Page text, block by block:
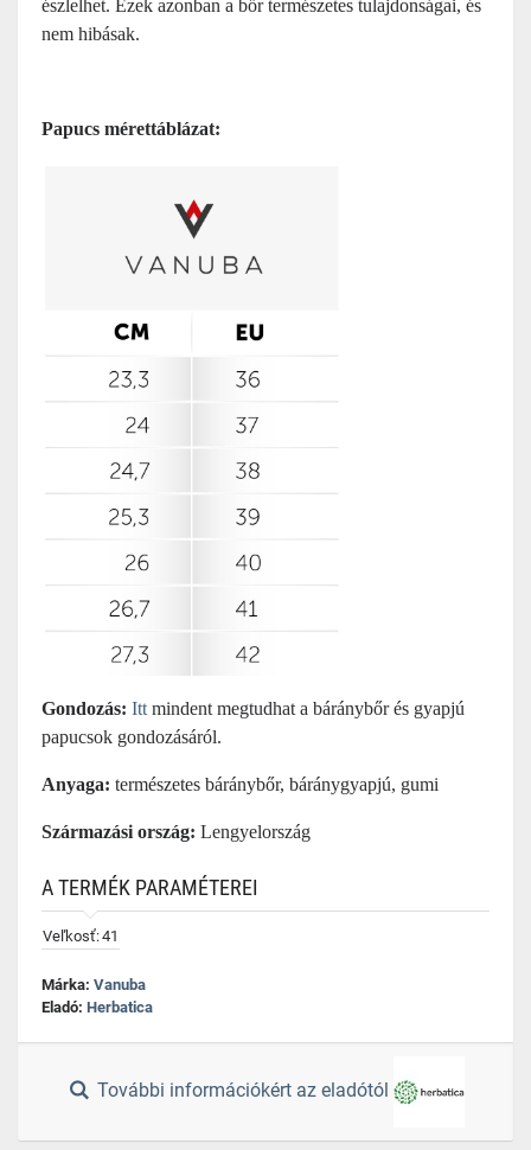
észlelhet. Ezek azonban a bőr természetes tulajdonságai, és
nem hibásak.
Papucs mérettáblázat:
Gondozás: Itt mindent megtudhat a báránybőr és gyapjú
papucsok gondozásáról.
Anyaga: természetes báránybőr, báránygyapjú, gumi
Származási ország: Lengyelország
A TERMÉK PARAMÉTEREI
Veľkosť:41
Márka: Vanuba
Eladó: Herbatica
További információkért az eladótól